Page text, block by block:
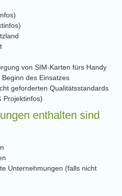
von SIM-Karten fürs Handy
des Einsatzes
geforderten Qualitätsstandards
Projektinfos)
enthalten sind
Unternehmungen (falls nicht